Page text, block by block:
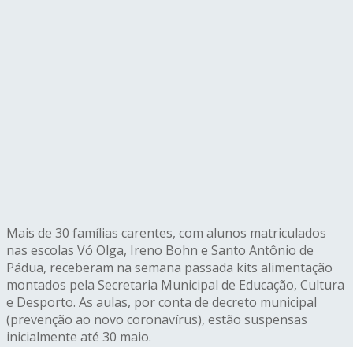
Mais de 30 famílias carentes, com alunos matriculados
nas escolas Vó Olga, Ireno Bohn e Santo Antônio de
Pádua, receberam na semana passada kits alimentação
montados pela Secretaria Municipal de Educação, Cultura
e Desporto. As aulas, por conta de decreto municipal
(prevenção ao novo coronavírus), estão suspensas
inicialmente até 30 maio.